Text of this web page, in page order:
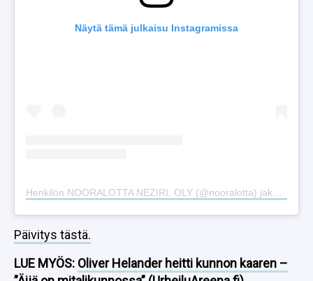
Näytä tämä julkaisu Instagramissa
Päivitys tästä.
LUE MYÖS: Oliver Helander heitti kunnon kaaren –